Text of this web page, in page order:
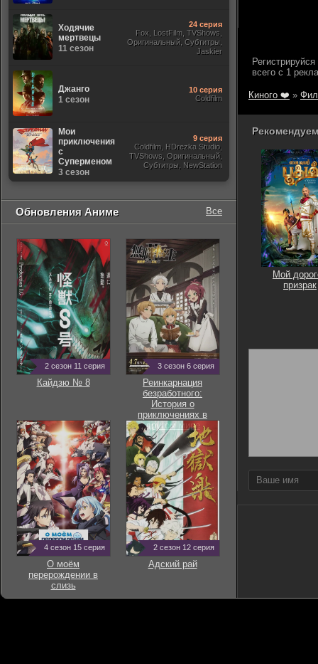
Киного ❤️ »
Мой
призрак
Ходячие
мертвецы
11 сезон
24 серия
Fox, LostFilm, TVShows,
Оригинальный, Субтитры,
Jaskier
Джанго
1 сезон
10 серия
Coldfilm
Мои
приключения
с
Суперменом
3 сезон
9 серия
Coldfilm, HDrezka Studio,
TVShows, Оригинальный,
Субтитры, NewStation
Обновления Аниме Все
2 сезон 11 серия
Кайдзю № 8
3 сезон 6 серия
Реинкарнация
безработного:
История о
приключениях в
другом мире
4 сезон 15 серия
О моём
перерождении в
слизь
2 сезон 12 серия
Адский рай